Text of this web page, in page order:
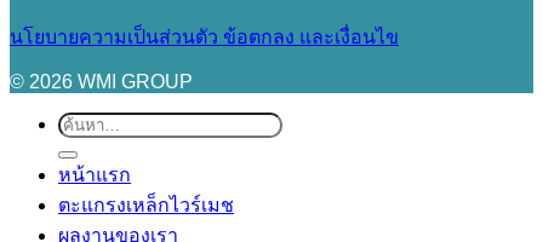
นโยบายความเป็นส่วนตัว ข้อตกลง และเงื่อนไข
© 2026 WMI GROUP
ค้นหา:
หน้าแรก
ตะแกรงเหล็กไวร์เมช
ผลงานของเรา